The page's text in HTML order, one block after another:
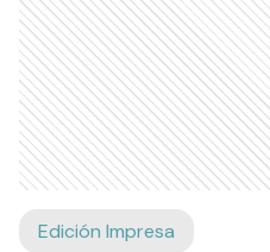
Edición Impresa